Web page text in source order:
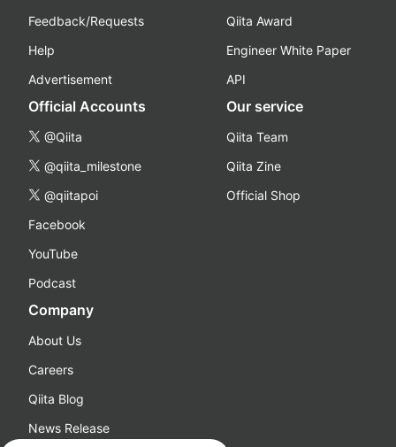
Feedback/Requests
Help
Advertisement
Qiita Award
Engineer White Paper
API
Official Accounts
@Qiita
@qiita_milestone
@qiitapoi
Facebook
YouTube
Podcast
Our service
Qiita Team
Qiita Zine
Official Shop
Company
About Us
Careers
Qiita Blog
News Release